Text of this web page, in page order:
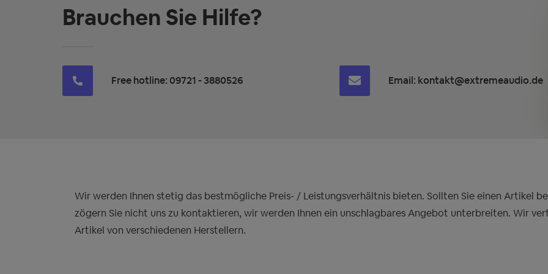
Brauchen Sie Hilfe?
Free hotline: 09721 - 3880526 Email: kontakt@extremeaudio.de
Wir werden Ihnen stetig das bestmögliche Preis- / Leistungsverhältnis bieten. Sollten Sie einen Artikel
zögern Sie nicht uns zu kontaktieren, wir werden Ihnen ein unschlagbares Angebot unterbreiten. Wir
Artikel von verschiedenen Herstellern.